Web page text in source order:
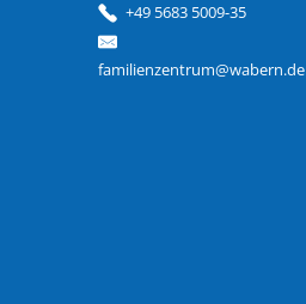
+49 5683 5009-35
familienzentrum@wabern.de